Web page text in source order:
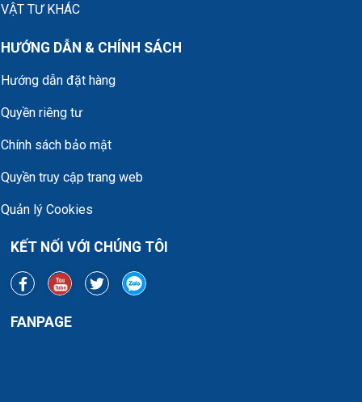
VẬT TƯ KHÁC
HƯỚNG DẪN & CHÍNH SÁCH
Hướng dẫn đặt hàng
Quyền riêng tư
Chính sách bảo mật
Quyền truy cập trang web
Quản lý Cookies
KẾT NỐI VỚI CHÚNG TÔI
FANPAGE